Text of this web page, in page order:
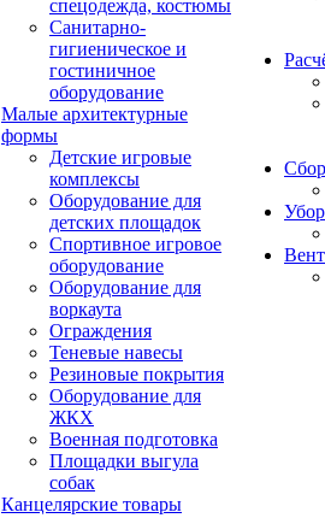
спецодежда, костюмы
Санитарно-
гигиеническое и
гостиничное
оборудование
Малые архитектурные
формы
Детские игровые
комплексы
Оборудование для
детских площадок
Спортивное игровое
оборудование
Оборудование для
воркаута
Ограждения
Теневые навесы
Резиновые покрытия
Оборудование для
ЖКХ
Военная подготовка
Площадки выгула
собак
Канцелярские товары